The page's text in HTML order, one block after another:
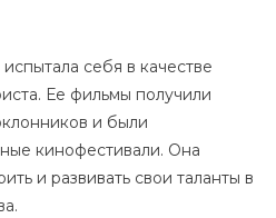
себя в качестве
Ее фильмы получили
и были
кинофестивали. Она
и развивать свои таланты в